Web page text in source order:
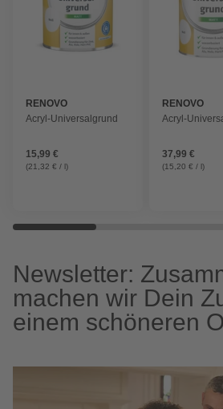
RENOVO
Acryl-Universalgrund
15,99 €
(21,32 € / l)
RENOVO
Acryl-
37,99 €
(15,20 € / l)
Newsletter:
machen wir Dein
einem schöneren